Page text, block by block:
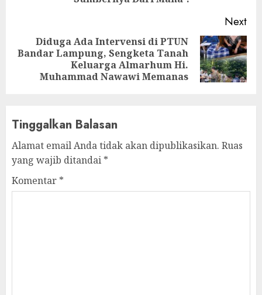
Next
Next
Diduga Ada Intervensi di PTUN
Bandar Lampung, Sengketa Tanah
Keluarga Almarhum Hi.
Muhammad Nawawi Memanas
Tinggalkan Balasan
Alamat email Anda tidak akan dipublikasikan. Ruas
yang wajib ditandai *
Komentar *